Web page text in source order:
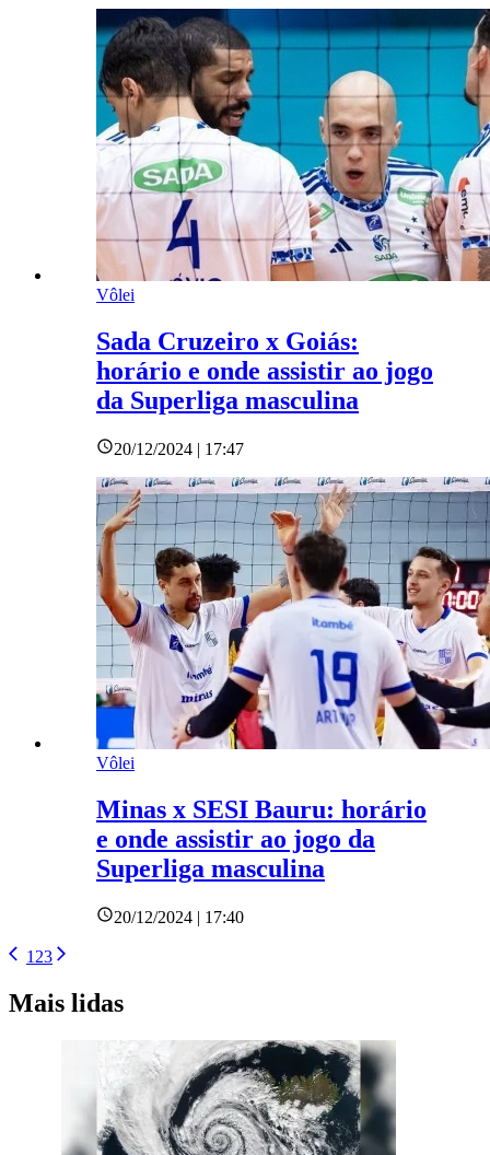
Vôlei
Sada Cruzeiro x Goiás:
horário e onde assistir ao jogo
da Superliga masculina
20/12/2024 | 17:47
Vôlei
Minas x SESI Bauru: horário
e onde assistir ao jogo da
Superliga masculina
20/12/2024 | 17:40
1 23
Mais lidas